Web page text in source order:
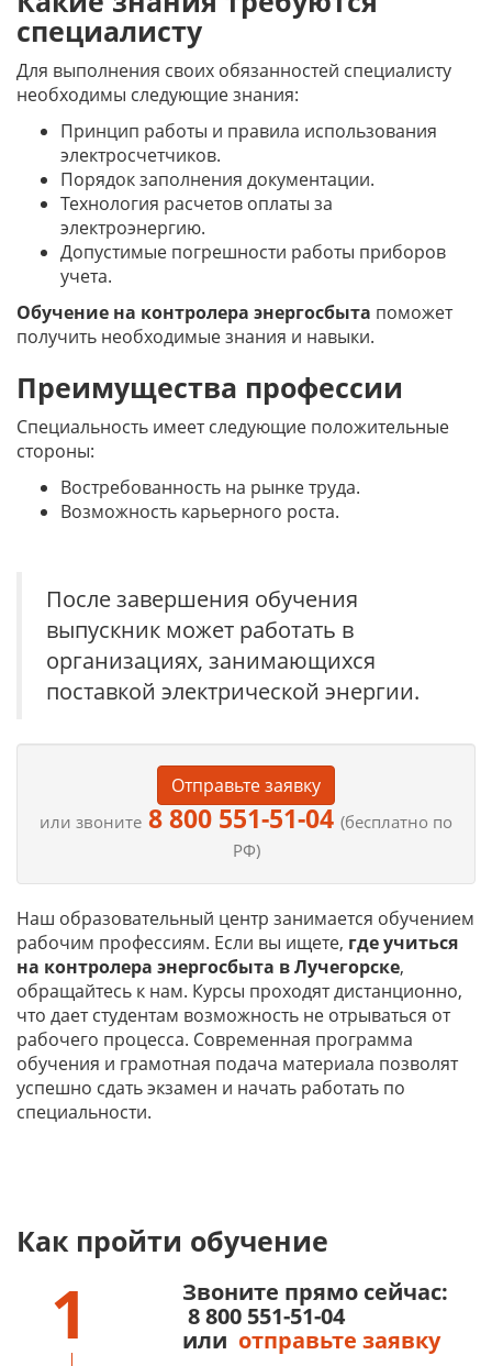
специалисту
Для выполнения своих обязанностей специалисту
необходимы следующие знания:
Принцип работы и правила использования
электросчетчиков.
Порядок заполнения документации.
Технология расчетов оплаты за
электроэнергию.
Допустимые погрешности работы приборов
учета.
Обучение на контролера энергосбыта поможет
получить необходимые знания и навыки.
Преимущества профессии
Специальность имеет следующие положительные
стороны:
Востребованность на рынке труда.
Возможность карьерного роста.
После завершения обучения
выпускник может работать в
организациях, занимающихся
поставкой электрической энергии.
Отправьте заявку
или звоните 8 800 551-51-04 (бесплатно по
РФ)
Наш образовательный центр занимается обучением
рабочим профессиям. Если вы ищете, где учиться
на контролера энергосбыта в Лучегорске,
обращайтесь к нам. Курсы проходят дистанционно,
что дает студентам возможность не отрываться от
рабочего процесса. Современная программа
обучения и грамотная подача материала позволят
успешно сдать экзамен и начать работать по
специальности.
Как пройти обучение
1
Звоните прямо сейчас:
8 800 551-51-04
или отправьте заявку